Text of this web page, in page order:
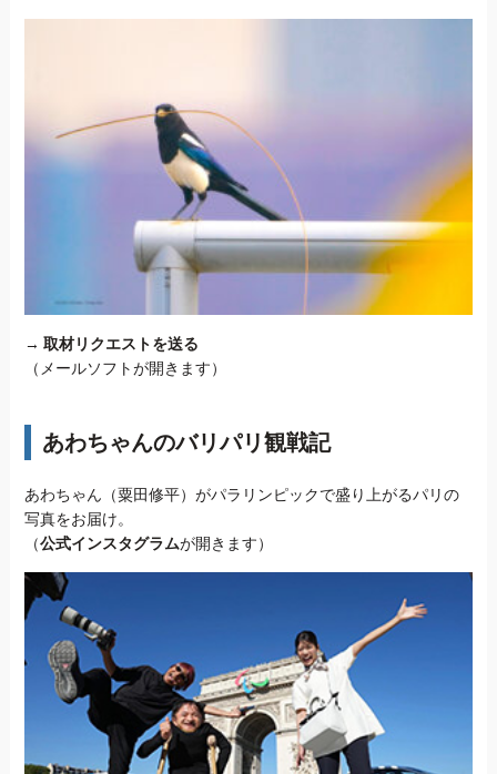
→ 取材リクエストを送る
（メールソフトが開きます）
あわちゃんのバリパリ観戦記
あわちゃん（粟田修平）がパラリンピックで盛り上がるパリの
写真をお届け。
（公式インスタグラムが開きます）